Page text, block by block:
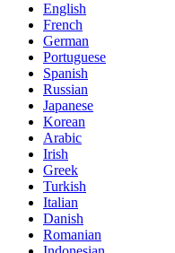
English
French
German
Portuguese
Spanish
Russian
Japanese
Korean
Arabic
Irish
Greek
Turkish
Italian
Danish
Romanian